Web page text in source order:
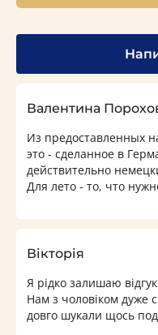
Валентина
Из предоставленных
это - сделанное в
действительно
Для лето - то, что
Вікторія
Я рідко залишаю
Нам з чоловіком дуже
довго шукали щось